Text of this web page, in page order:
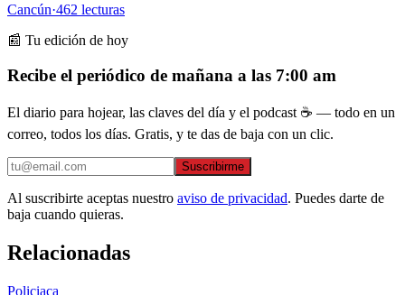
Cancún·462 lecturas
📰 Tu edición de hoy
Recibe el periódico de mañana a las 7:00 am
El diario para hojear, las claves del día y el podcast ☕ — todo en un
correo, todos los días. Gratis, y te das de baja con un clic.
Suscribirme
Al suscribirte aceptas nuestro aviso de privacidad. Puedes darte de
baja cuando quieras.
Relacionadas
Policiaca